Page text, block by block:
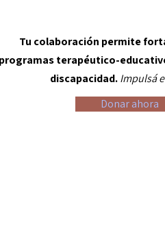
Tu colaboración permite
programas terapéutico-
discapacidad.Impulsá
Donar ahora